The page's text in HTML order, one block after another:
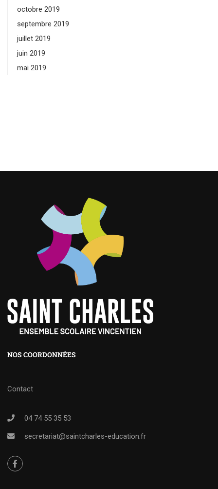
octobre 2019
septembre 2019
juillet 2019
juin 2019
mai 2019
NOS COORDONNÉES
Contact
04 74 55 35 53
secretariat@saintcharles-education.fr